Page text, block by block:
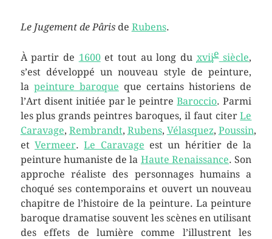
Le Jugement de Pârisde Rubens.
À partir de 1600et tout au long du xviiesiècle,
s’est développé un nouveau style de peinture,
la peinture baroque que certains historiens de
l’Art disent initiée par le peintreBaroccio. Parmi
les plus grands peintres baroques, il faut citerLe
Caravage, Rembrandt, Rubens, Vélasquez, Poussin,
et Vermeer.Le Caravage est un héritier de la
peinture humaniste de la Haute Renaissance. Son
approche réaliste des personnages humains a
choqué ses contemporains et ouvert un nouveau
chapitre de l’histoire de la peinture. La peinture
baroque dramatise souvent les scènes en utilisant
des effets de lumière comme l’illustrent les